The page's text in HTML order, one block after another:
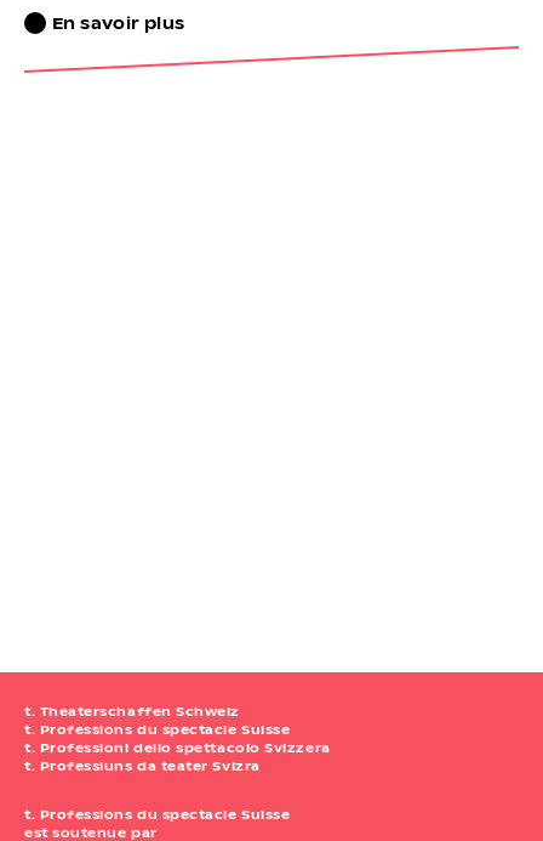
En savoir plus
t. Theaterschaffen Schweiz
t. Professions du spectacle Suisse
t. Professioni dello spettacolo Svizzera
t. Professiuns da teater Svizra
t. Professions du spectacle Suisse
est soutenue par